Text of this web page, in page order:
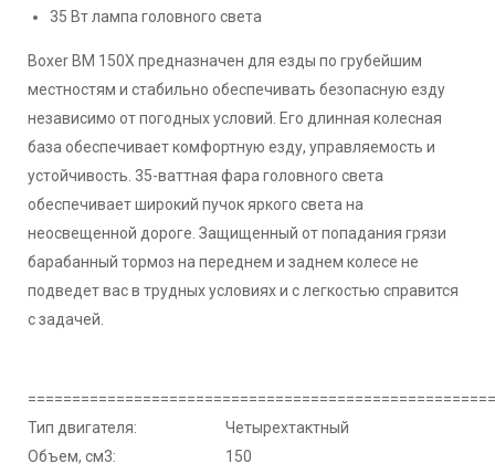
35 Вт лампа головного света
Boxer BM 150X предназначен для езды по грубейшим
местностям и стабильно обеспечивать безопасную езду
независимо от погодных условий. Его длинная колесная
база обеспечивает комфортную езду, управляемость и
устойчивость. 35-ваттная фара головного света
обеспечивает широкий пучок яркого света на
неосвещенной дороге. Защищенный от попадания грязи
барабанный тормоз на переднем и заднем колесе не
подведет вас в трудных условиях и с легкостью справится
с задачей.
Тип двигателя:
Четырехтактный
Объем, см3:
150